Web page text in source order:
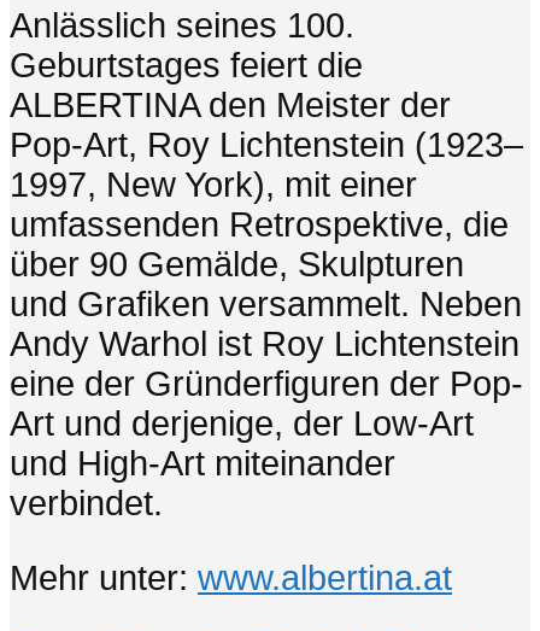
Anlässlich seines 100.
Geburtstages feiert die
ALBERTINA den Meister der
Pop-Art, Roy Lichtenstein (1923–
1997, New York), mit einer
umfassenden Retrospektive, die
über 90 Gemälde, Skulpturen
und Grafiken versammelt. Neben
Andy Warhol ist Roy Lichtenstein
eine der Gründerfiguren der Pop-
Art und derjenige, der Low-Art
und High-Art miteinander
verbindet.
Mehr unter: www.albertina.at